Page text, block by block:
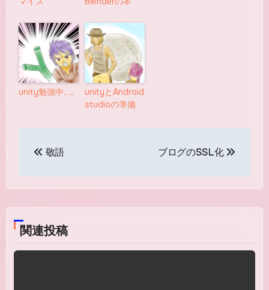
unity勉強中…。
unityとAndroid
studioの準備
稿
ナ
ビ
ゲ
敬語 ブログのSSL化
関連投稿